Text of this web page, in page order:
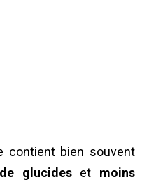
contient bien souvent
glucideset moins